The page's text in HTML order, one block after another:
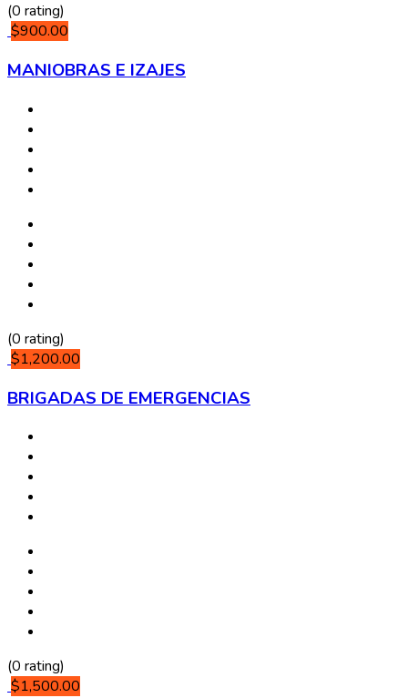
(0 rating)
$900.00
MANIOBRAS E IZAJES
(0 rating)
$1,200.00
BRIGADAS DE EMERGENCIAS
(0 rating)
$1,500.00